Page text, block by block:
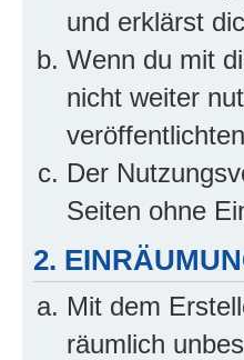
und erklärst
Wenn du mit
nicht weiter
Der
Seiten ohne
2.
Mit dem
räumlich